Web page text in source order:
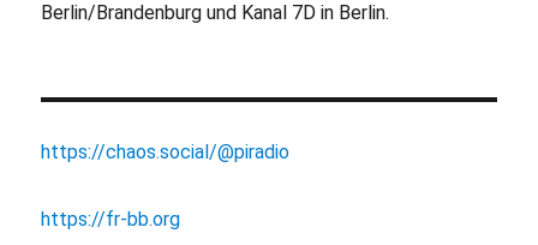
Berlin/Brandenburg und Kanal 7D in Berlin.
https://chaos.social/@piradio
https://fr-bb.org